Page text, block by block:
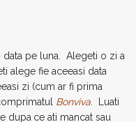
data pe luna. Alegeti o zi a
alege fie aceeasi data
zi (cum ar fi prima
Bonviva . Luati
dupa ce ati mancat sau